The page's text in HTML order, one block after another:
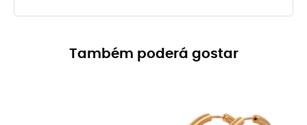
Também poderá gostar